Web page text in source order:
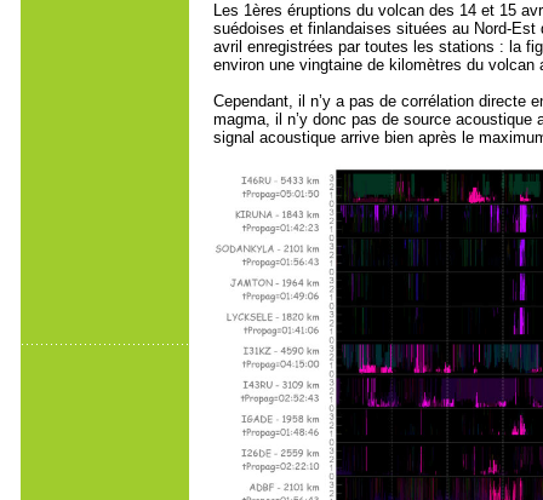
Les 1ères éruptions du volcan des 14 et 15
suédoises et finlandaises situées au Nord-
avril enregistrées par toutes les stations : la
environ une vingtaine de kilomètres du
Cependant, il n’y a pas de corrélation directe
magma, il n’y donc pas de source acoustique
signal acoustique arrive bien après le